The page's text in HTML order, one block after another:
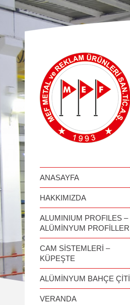
ANASAYFA
HAKKIMIZDA
ALUMINIUM PROFILES –
ALÜMİNYUM PROFİLLER
CAM SİSTEMLERİ –
KÜPEŞTE
ALÜMİNYUM BAHÇE ÇİTİ
VERANDA